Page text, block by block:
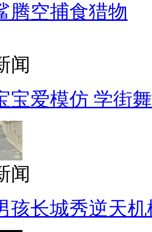
腾空捕食猎物
闻
宝爱模仿 学街
闻
孩长城秀逆天机